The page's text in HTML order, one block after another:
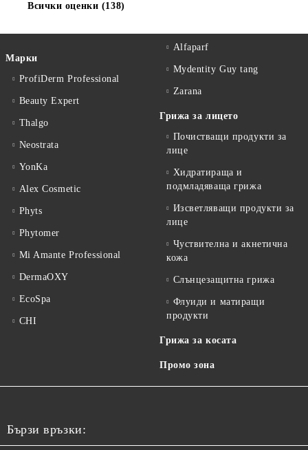
Всички оценки (138)
Марки
ProfiDerm Professional
Beauty Expert
Thalgo
Neostrata
YonKa
Alex Cosmetic
Phyts
Phytomer
Mi Amante Professional
DermaOXY
EcoSpa
CHI
Alfaparf
Mydentity Guy tang
Zarana
Грижа за лицето
Почистващи продукти за
лице
Хидратираща и
подмладяваща грижа
Изсветляващи продукти за
лице
Чуствителна и акнетична
кожа
Слънцезащитна грижа
Флуиди и матиращи
продукти
Грижа за косата
Промо зона
Бързи връзки: